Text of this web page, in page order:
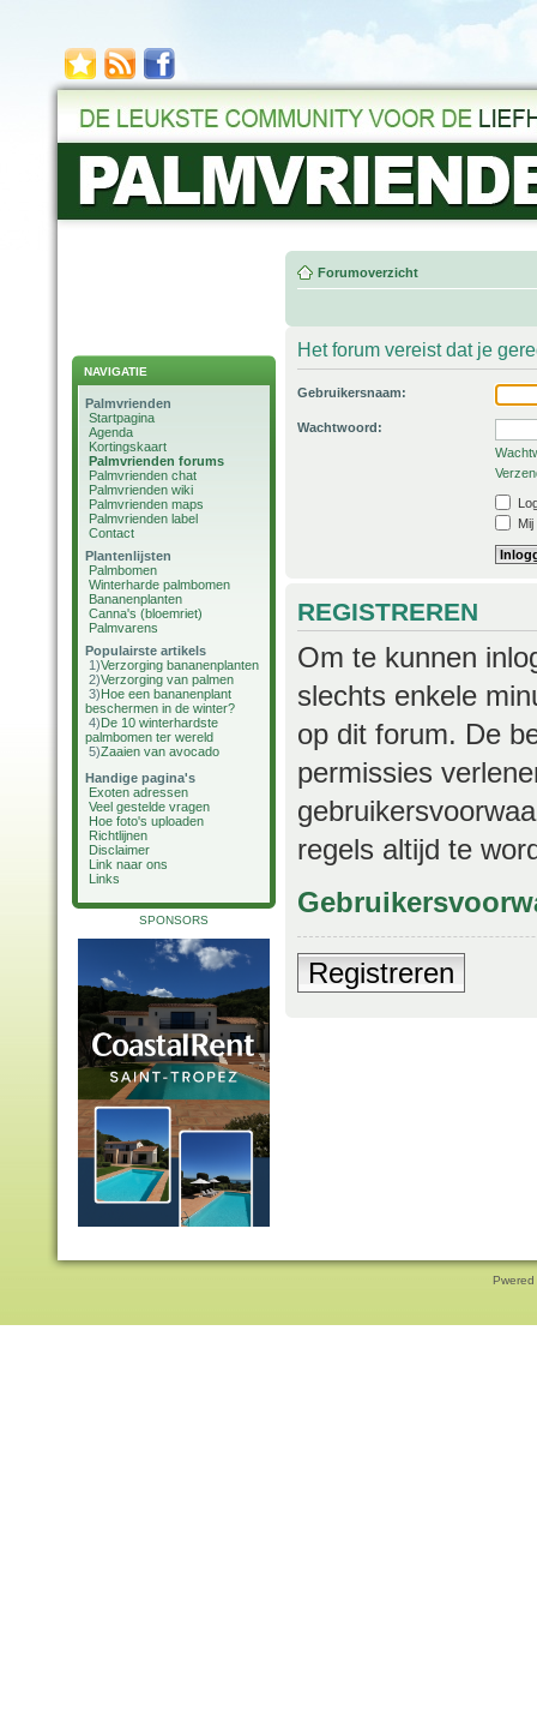
NAVIGATIE
Palmvrienden
Startpagina
Agenda
Kortingskaart
Palmvrienden forums
Palmvrienden chat
Palmvrienden wiki
Palmvrienden maps
Palmvrienden label
Contact
Plantenlijsten
Palmbomen
Winterharde palmbomen
Bananenplanten
Canna's (bloemriet)
Palmvarens
Populairste artikels
1)Verzorging bananenplanten
2)Verzorging van palmen
3)Hoe een bananenplant
beschermen in de winter?
4)De 10 winterhardste
palmbomen ter wereld
5)Zaaien van avocado
Handige pagina's
Exoten adressen
Veel gestelde vragen
Hoe foto's uploaden
Richtlijnen
Disclaimer
Link naar ons
Links
SPONSORS
Forumoverzicht
Het forum vereist dat je
Gebruikersnaam:
Wachtwoord:
REGISTREREN
Om te kunnen
slechts enkele
op dit forum. De
permissies
regels altijd te
Registreren